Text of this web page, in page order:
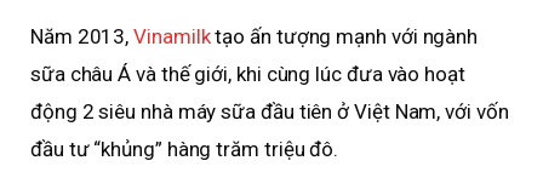
Năm 2013,Vinamilktạo ấn tượng mạnh với ngành
sữa châu Á và thế giới, khi cùng lúc đưa vào hoạt
động 2 siêu nhà máy sữa đầu tiên ở Việt Nam, với vốn
đầu tư “khủng” hàng trăm triệu đô.